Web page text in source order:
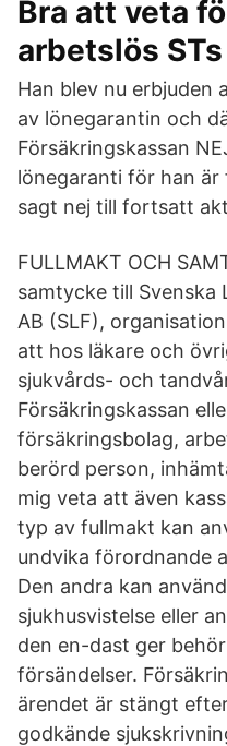
Bra att veta
arbetslös
Han blev nu erbjuden
av lönegarantin och
Försäkringskassan
lönegaranti för han
sagt nej till fortsatt
FULLMAKT OCH
samtycke till Svenska
AB (SLF),
att hos läkare och
sjukvårds- och
Försäkringskassan
försäkringsbolag,
berörd person,
mig veta att även
typ av fullmakt kan
undvika förordnande
Den andra kan
sjukhusvistelse eller
den en-dast ger
försändelser.
ärendet är stängt
godkände